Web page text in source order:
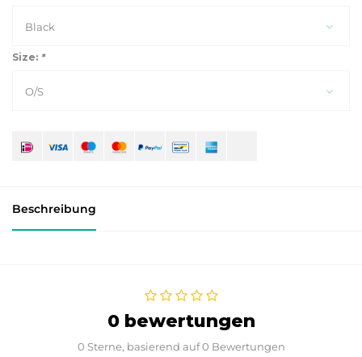
Black
Size: *
O/S
Beschreibung
0 bewertungen
0 Sterne, basierend auf 0 Bewertungen